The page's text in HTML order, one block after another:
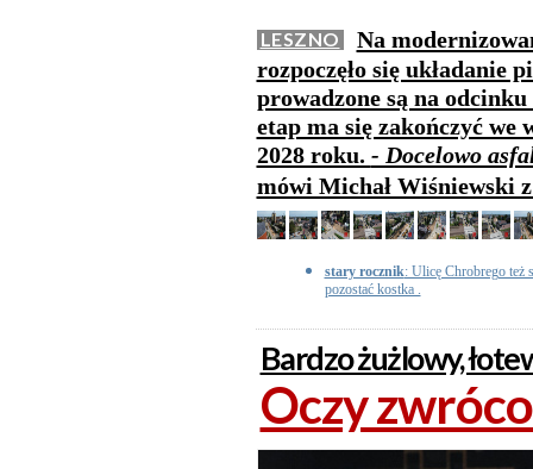
LESZNO
Na
rozpoczęło się układanie
prowadzone są na
etap ma się zakończyć we
2028 roku. - Docelowo
mówi Michał Wiśniewski
stary rocznik: Ulicę Chrobrego też
pozostać kostka .
Bardzo żużlowy,
Oczy